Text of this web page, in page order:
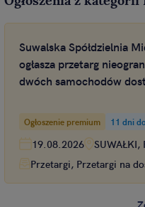
Suwalska Spółdzielnia
ogłasza przetarg
dwóch samochodów
Ogłoszenie premium 11 dni
19.08.2026
SUWAŁKI,
Przetargi, Przetargi na